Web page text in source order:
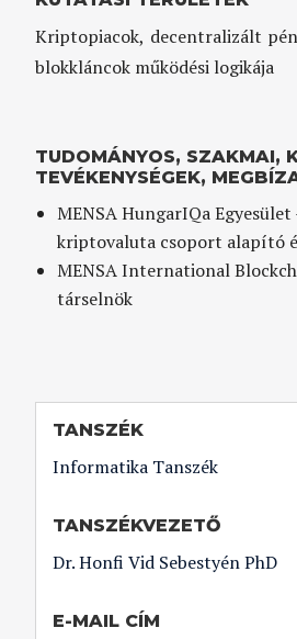
Kriptopiacok, decentralizált
blokkláncok működési logikája
TUDOMÁNYOS, SZAKMAI,
TEVÉKENYSÉGEK,
MENSA HungarIQa
kriptovaluta csoport alapító
MENSA International
társelnök
TANSZÉK
Informatika Tanszék
TANSZÉKVEZETŐ
Dr. Honfi Vid Sebestyén PhD
E-MAIL CÍM